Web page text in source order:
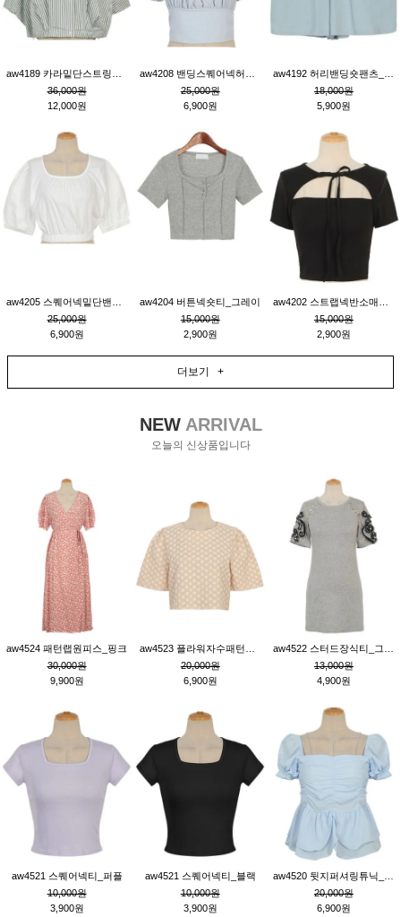
36,000원
12,000원
25,000원
6,900원
18,000원
5,900원
25,000원
6,900원
aw4204 버튼넥숏티_그레이
15,000원
2,900원
15,000원
2,900원
더보기 +
NEWARRIVAL
오늘의 신상품입니다
aw4524 패턴랩원피스_핑크
30,000원
9,900원
20,000원
6,900원
13,000원
4,900원
aw4521 스퀘어넥티_퍼플
10,000원
3,900원
aw4521 스퀘어넥티_블랙
10,000원
3,900원
20,000원
6,900원